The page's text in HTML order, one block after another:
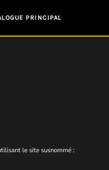
PRINCIPAL
le site susnommé :